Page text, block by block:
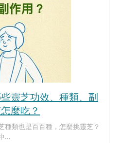
靈芝功效、種類、副
麼吃？
種類也是百百種，怎麼挑靈芝？
...